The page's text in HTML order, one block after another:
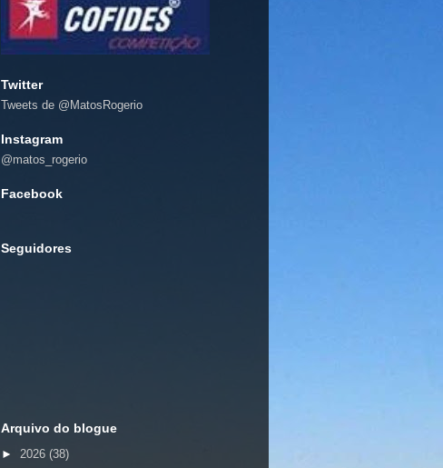
Twitter
Tweets de @MatosRogerio
Instagram
@matos_rogerio
Facebook
Seguidores
Arquivo do blogue
► 2026 (38)